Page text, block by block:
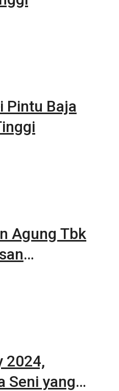
Pintu Baja
Agung Tbk
2024,
Seni yang